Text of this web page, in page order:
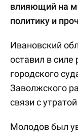
влияющий на
политику и
Ивановский
оставил в
городского
Заволжского
связи с
Молодов был